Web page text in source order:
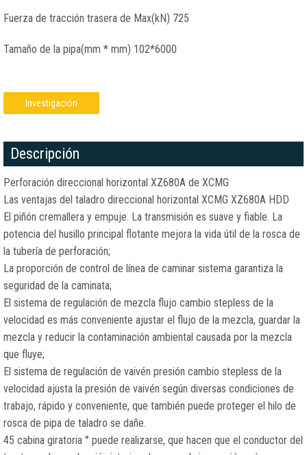
Fuerza de tracción trasera de Max(kN) 725
Tamaño de la pipa(mm * mm) 102*6000
Investigación
Descripción
Perforación direccional horizontal XZ680A de XCMG
Las ventajas del taladro direccional horizontal XCMG XZ680A HDD
El piñón cremallera y empuje. La transmisión es suave y fiable. La
potencia del husillo principal flotante mejora la vida útil de la rosca de
la tubería de perforación;
La proporción de control de línea de caminar sistema garantiza la
seguridad de la caminata;
El sistema de regulación de mezcla flujo cambio stepless de la
velocidad es más conveniente ajustar el flujo de la mezcla, guardar la
mezcla y reducir la contaminación ambiental causada por la mezcla
que fluye;
El sistema de regulación de vaivén presión cambio stepless de la
velocidad ajusta la presión de vaivén según diversas condiciones de
trabajo, rápido y conveniente, que también puede proteger el hilo de
rosca de pipa de taladro se dañe.
45 cabina giratoria ° puede realizarse, que hacen que el conductor del